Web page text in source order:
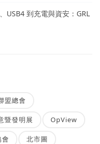
USB4 到充電與資安：GRL
盟總會
暨發明展 OpView
北市圖